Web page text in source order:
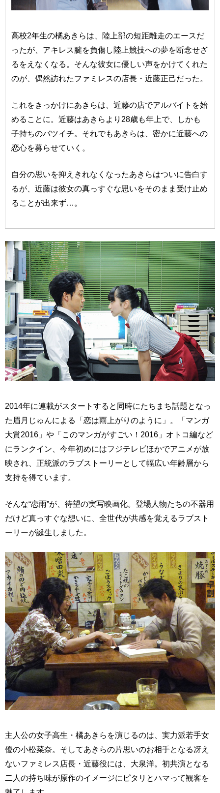
高校2年生の橘あきらは、陸上部の短距離走のエースだ
ったが、アキレス腱を負傷し陸上競技への夢を断念せざ
るをえなくなる。そんな彼女に優しい声をかけてくれた
のが、偶然訪れたファミレスの店長・近藤正己だった。
これをきっかけにあきらは、近藤の店でアルバイトを始
めることに。近藤はあきらより28歳も年上で、しかも
子持ちのバツイチ。それでもあきらは、密かに近藤への
恋心を募らせていく。
自分の思いを抑えきれなくなったあきらはついに告白す
るが、近藤は彼女の真っすぐな思いをそのまま受け止め
ることが出来ず…。
2014年に連載がスタートすると同時にたちまち話題となっ
た眉月じゅんによる「恋は雨上がりのように」。「マンガ
大賞2016」や「このマンガがすごい！2016」オトコ編など
にランクイン、今年初めにはフジテレビほかでアニメが放
映され、正統派のラブストーリーとして幅広い年齢層から
支持を得ています。
そんな“恋雨”が、待望の実写映画化。登場人物たちの不器用
だけど真っすぐな想いに、全世代が共感を覚えるラブスト
ーリーが誕生しました。
主人公の女子高生・橘あきらを演じるのは、実力派若手女
優の小松菜奈。そしてあきらの片思いのお相手となる冴え
ないファミレス店長・近藤役には、大泉洋。初共演となる
二人の持ち味が原作のイメージにピタリとハマって観客を